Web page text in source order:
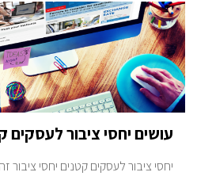
עושים יחסי ציבור לעסקים
יחסי ציבור לעסקים קטנים יחסי